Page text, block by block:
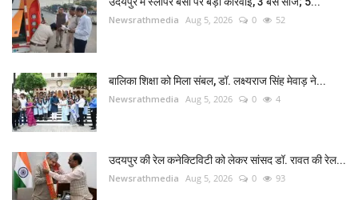
Newsrathmedia Aug 5, 2026 0 52
बालिका शिक्षा को मिला संबल, डॉ. लक्ष्यराज सिंह मेवाड़ ने...
Newsrathmedia Aug 5, 2026 0 4
उदयपुर की रेल कनेक्टिविटी को लेकर सांसद डॉ. रावत की रेल...
Newsrathmedia Aug 5, 2026 0 93